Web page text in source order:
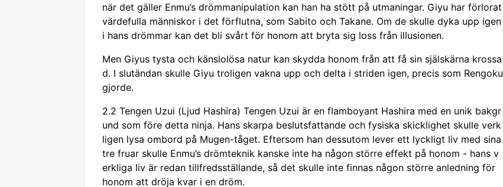
när det gäller Enmu’s drömmanipulation kan han ha stött på utmaningar. Giyu har förlorat
värdefulla människor i det förflutna, som Sabito och Takane. Om de skulle dyka upp igen
i hans drömmar kan det bli svårt för honom att bryta sig loss från illusionen.
Men Giyus tysta och känslolösa natur kan skydda honom från att få sin själskärna krossa
d. I slutändan skulle Giyu troligen vakna upp och delta i striden igen, precis som Rengoku
gjorde.
2.2 Tengen Uzui (Ljud Hashira) Tengen Uzui är en flamboyant Hashira med en unik bakgr
und som före detta ninja. Hans skarpa beslutsfattande och fysiska skicklighet skulle verk
ligen lysa ombord på Mugen-tåget. Eftersom han dessutom lever ett lyckligt liv med sina
tre fruar skulle Enmu’s drömteknik kanske inte ha någon större effekt på honom - hans v
erkliga liv är redan tillfredsställande, så det skulle inte finnas någon större anledning för
honom att dröja kvar i en dröm.